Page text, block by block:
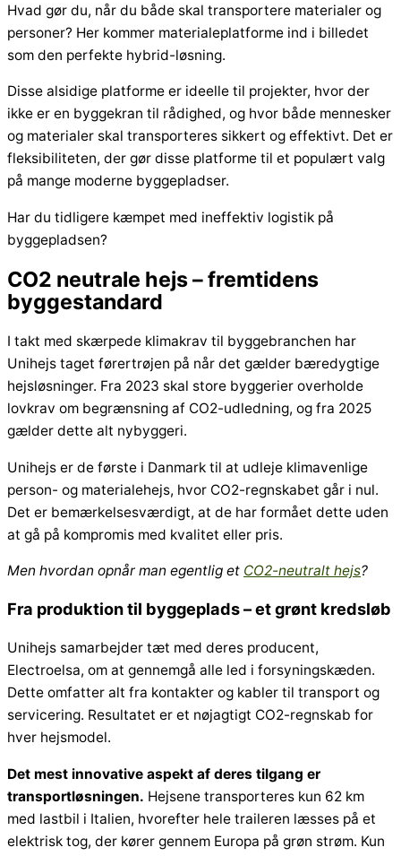
Hvad gør du, når du både skal transportere materialer og
personer? Her kommer materialeplatforme ind i billedet
som den perfekte hybrid-løsning.
Disse alsidige platforme er ideelle til projekter, hvor der
ikke er en byggekran til rådighed, og hvor både mennesker
og materialer skal transporteres sikkert og effektivt. Det er
fleksibiliteten, der gør disse platforme til et populært valg
på mange moderne byggepladser.
Har du tidligere kæmpet med ineffektiv logistik på
byggepladsen?
CO2 neutrale hejs – fremtidens
byggestandard
I takt med skærpede klimakrav til byggebranchen har
Unihejs taget førertrøjen på når det gælder bæredygtige
hejsløsninger. Fra 2023 skal store byggerier overholde
lovkrav om begrænsning af CO2-udledning, og fra 2025
gælder dette alt nybyggeri.
Unihejs er de første i Danmark til at udleje klimavenlige
person- og materialehejs, hvor CO2-regnskabet går i nul.
Det er bemærkelsesværdigt, at de har formået dette uden
at gå på kompromis med kvalitet eller pris.
Men hvordan opnår man egentlig et CO2-neutralt hejs?
Fra produktion til byggeplads – et grønt kredsløb
Unihejs samarbejder tæt med deres producent,
Electroelsa, om at gennemgå alle led i forsyningskæden.
Dette omfatter alt fra kontakter og kabler til transport og
servicering. Resultatet er et nøjagtigt CO2-regnskab for
hver hejsmodel.
Det mest innovative aspekt af deres tilgang er
transportløsningen. Hejsene transporteres kun 62 km
med lastbil i Italien, hvorefter hele traileren læsses på et
elektrisk tog, der kører gennem Europa på grøn strøm. Kun